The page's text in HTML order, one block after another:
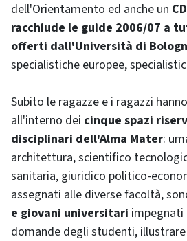
dell'Orientamento ed anche un
racchiude le guide 2006/07 a
offerti dall'Università di
specialistiche europee,
Subito le ragazze e i ragazzi
all'interno dei cinque spazi
disciplinari dell'Alma Mater:
architettura, scientifico
sanitaria, giuridico politico-
assegnati alle diverse facoltà,
e giovani universitari impegnati
domande degli studenti,